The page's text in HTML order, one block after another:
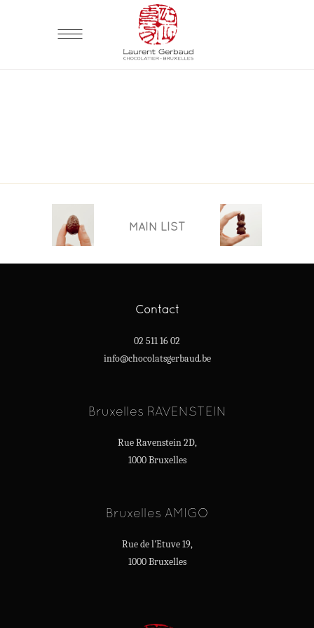
MAIN LIST
Contact
02 511 16 02
info@chocolatsgerbaud.be
Bruxelles RAVENSTEIN
Rue Ravenstein 2D,
1000 Bruxelles
Bruxelles AMIGO
Rue de l'Etuve 19,
1000 Bruxelles